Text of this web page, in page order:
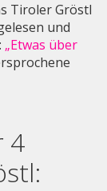
Tiroler Gröstl
und
„Etwas über
4